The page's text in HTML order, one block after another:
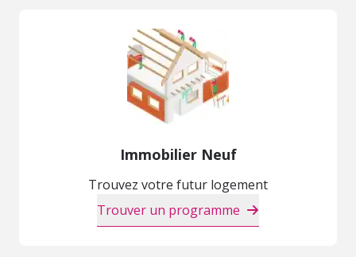
Immobilier Neuf
Trouvez votre futur logement
Trouver un programme